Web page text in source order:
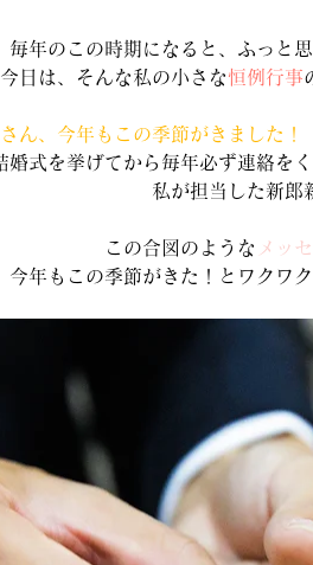
毎年のこの時期になると、ふっと
今日は、そんな私の小さな恒例行事
ん、今年もこの季節がきました！
婚式を挙げてから毎年必ず連絡を
私が担当した新郎
この合図のような メッ
今年もこの季節がきた！とワクワ